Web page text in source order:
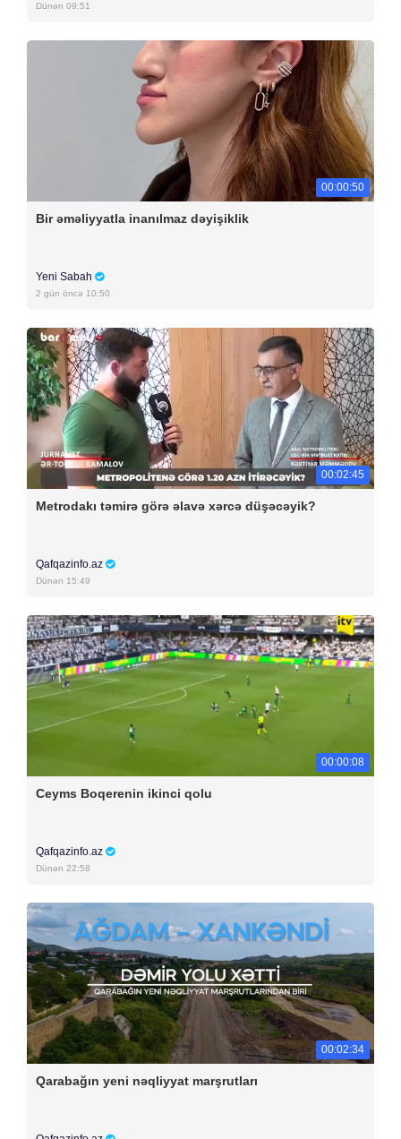
Dünən 09:51
00:00:50
Bir əməliyyatla inanılmaz dəyişiklik
Yeni Sabah
2 gün öncə 10:50
00:02:45
Metrodakı təmirə görə əlavə xərcə düşəcəyik?
Qafqazinfo.az
Dünən 15:49
00:00:08
Ceyms Boqerenin ikinci qolu
Qafqazinfo.az
Dünən 22:58
00:02:34
Qarabağın yeni nəqliyyat marşrutları